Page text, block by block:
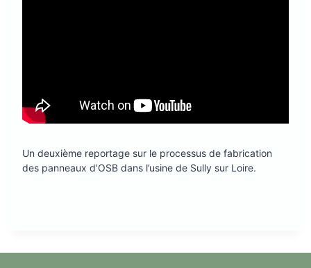
Un deuxième reportage sur le processus de fabrication
des panneaux d’OSB dans l’usine de Sully sur Loire.